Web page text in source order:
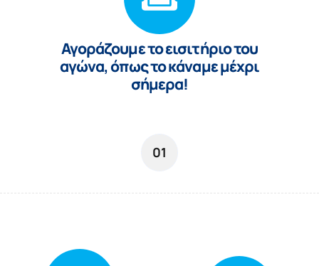
Αγoράζουμε το εισιτήριο του
αγώνα, όπως το κάναμε μέχρι
σήμερα!
01